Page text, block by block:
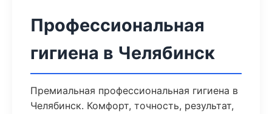
Профессиональная
гигиена в Челябинск
Премиальная профессиональная гигиена в
Челябинск. Комфорт, точность, результат,